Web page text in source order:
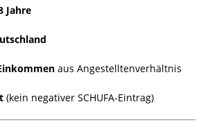
Jahre
aus Angestelltenverhältnis
(kein negativer SCHUFA-Eintrag)